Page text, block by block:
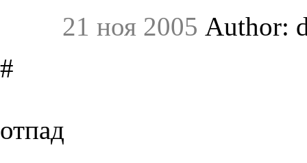
21 ноя 2005 Author:
#
отпад